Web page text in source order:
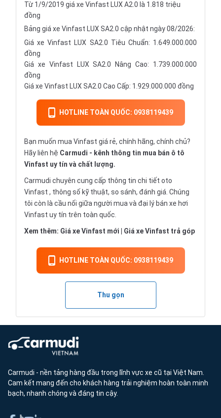
Từ 1/9/2019 giá xe Vinfast LUX A2.0 là 1.818 triệu
đồng
Bảng giá xe Vinfast LUX SA2.0 cập nhật ngày 08/2026:
Giá xe Vinfast LUX SA2.0 Tiêu Chuẩn: 1.649.000.000
đồng
Giá xe Vinfast LUX SA2.0 Nâng Cao: 1.739.000.000
đồng
Giá xe Vinfast LUX SA2.0 Cao Cấp: 1.929.000.000 đồng
HOTLINE TOÀN QUỐC: 0938119439
Bạn muốn mua Vinfast giá rẻ, chính hãng, chính chủ?
Hãy liên hệ Carmudi - kênh thông tin mua bán ô tô
Vinfast uy tín và chất lượng.
Carmudi chuyên cung cấp thông tin chi tiết oto
Vinfast , thông số kỹ thuật, so sánh, đánh giá. Chúng
tôi còn là cầu nối giữa người mua và đại lý bán xe hơi
Vinfast uy tín trên toàn quốc.
Xem thêm: Giá xe Vinfast mới Giá xe Vinfast trả góp
HOTLINE TOÀN QUỐC: 0938119439
Thu gọn
Carmudi - nền tảng hàng đầu trong lĩnh vực xe cũ tại Việt Nam.
Cam kết mang đến cho khách hàng trải nghiệm hoàn toàn minh
bạch, nhanh chóng và đáng tin cậy.